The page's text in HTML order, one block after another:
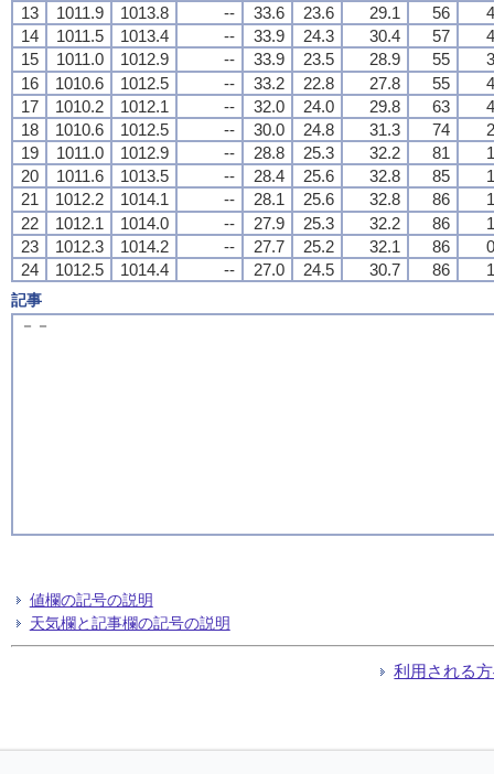
13
1011.9 1013.8 -- 33.6 23.6 29.1 56
14
1011.5 1013.4 -- 33.9 24.3 30.4 57
15
1011.0 1012.9 -- 33.9 23.5 28.9 55
16
1010.6 1012.5 -- 33.2 22.8 27.8 55
17
1010.2 1012.1 -- 32.0 24.0 29.8 63
18
1010.6 1012.5 -- 30.0 24.8 31.3 74
19
1011.0 1012.9 -- 28.8 25.3 32.2 81
20
1011.6 1013.5 -- 28.4 25.6 32.8 85
21
1012.2 1014.1 -- 28.1 25.6 32.8 86
22
1012.1 1014.0 -- 27.9 25.3 32.2 86
23
1012.3 1014.2 -- 27.7 25.2 32.1 86
24
1012.5 1014.4 -- 27.0 24.5 30.7 86
記事
－－
値欄の記号の説明
天気欄と記事欄の記号の説明
利用される